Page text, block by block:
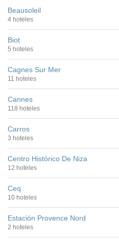
Beausoleil
4 hoteles
Biot
5 hoteles
Cagnes Sur Mer
11 hoteles
Cannes
118 hoteles
Carros
3 hoteles
Centro Histórico De Niza
12 hoteles
Ceq
10 hoteles
Estación Provence Nord
2 hoteles